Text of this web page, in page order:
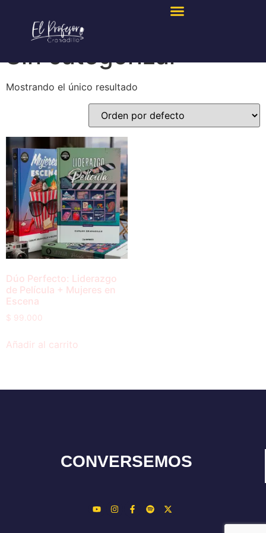
/ Sin categorizar
Sin categorizar
Mostrando el único resultado
Dúo Perfecto: Liderazgo
de Película + Mujeres en
Escena
$ 99.000
Añadir al carrito
CONVERSEMOS